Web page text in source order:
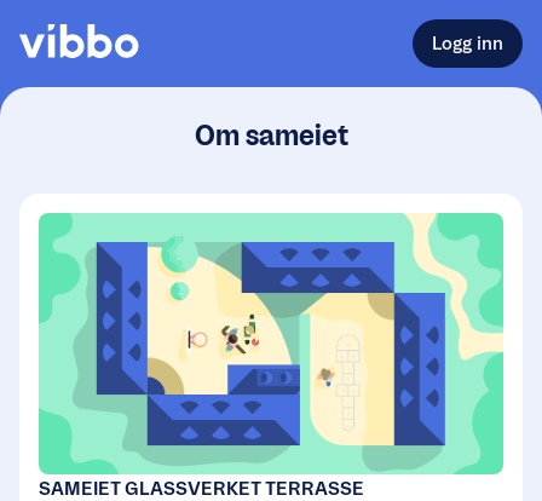
Logg inn
Om sameiet
SAMEIET GLASSVERKET TERRASSE